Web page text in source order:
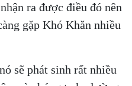
ra được điều đó nên
gặp Khó Khăn nhiều
sẽ phát sinh rất nhiều